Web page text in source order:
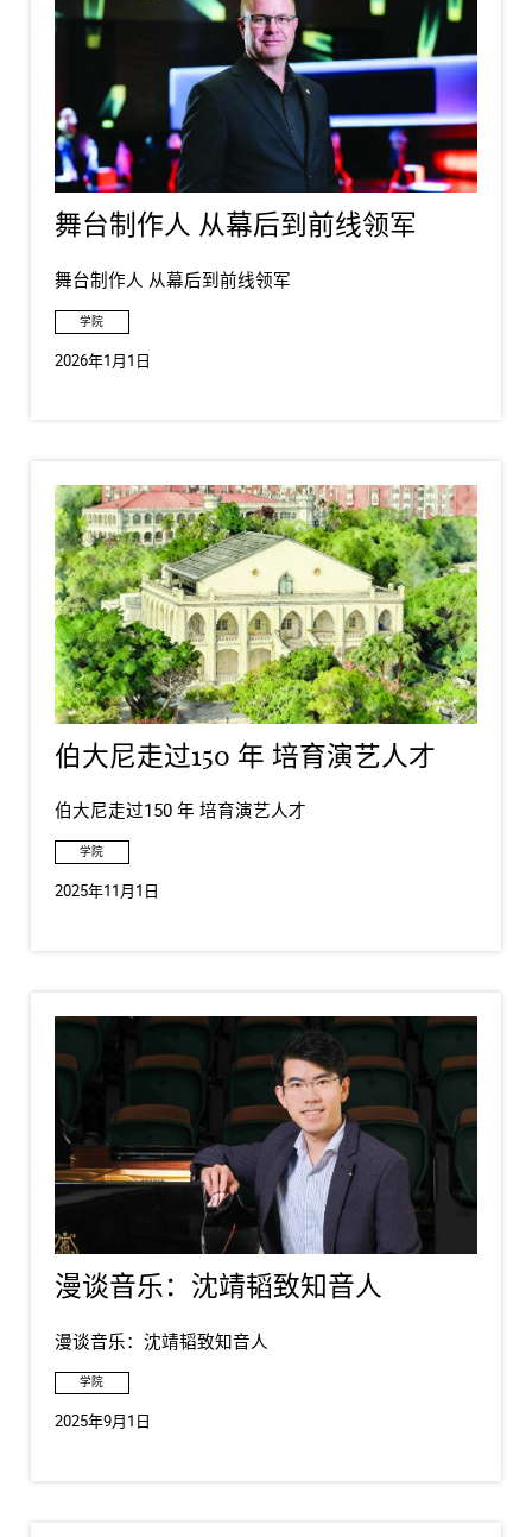
舞台制作人 从幕后到前线领军
舞台制作人 从幕后到前线领军
学院
2026年1月1日
伯大尼走过150 年 培育演艺人才
伯大尼走过150 年 培育演艺人才
学院
2025年11月1日
漫谈音乐：沈靖韬致知音人
漫谈音乐：沈靖韬致知音人
学院
2025年9月1日